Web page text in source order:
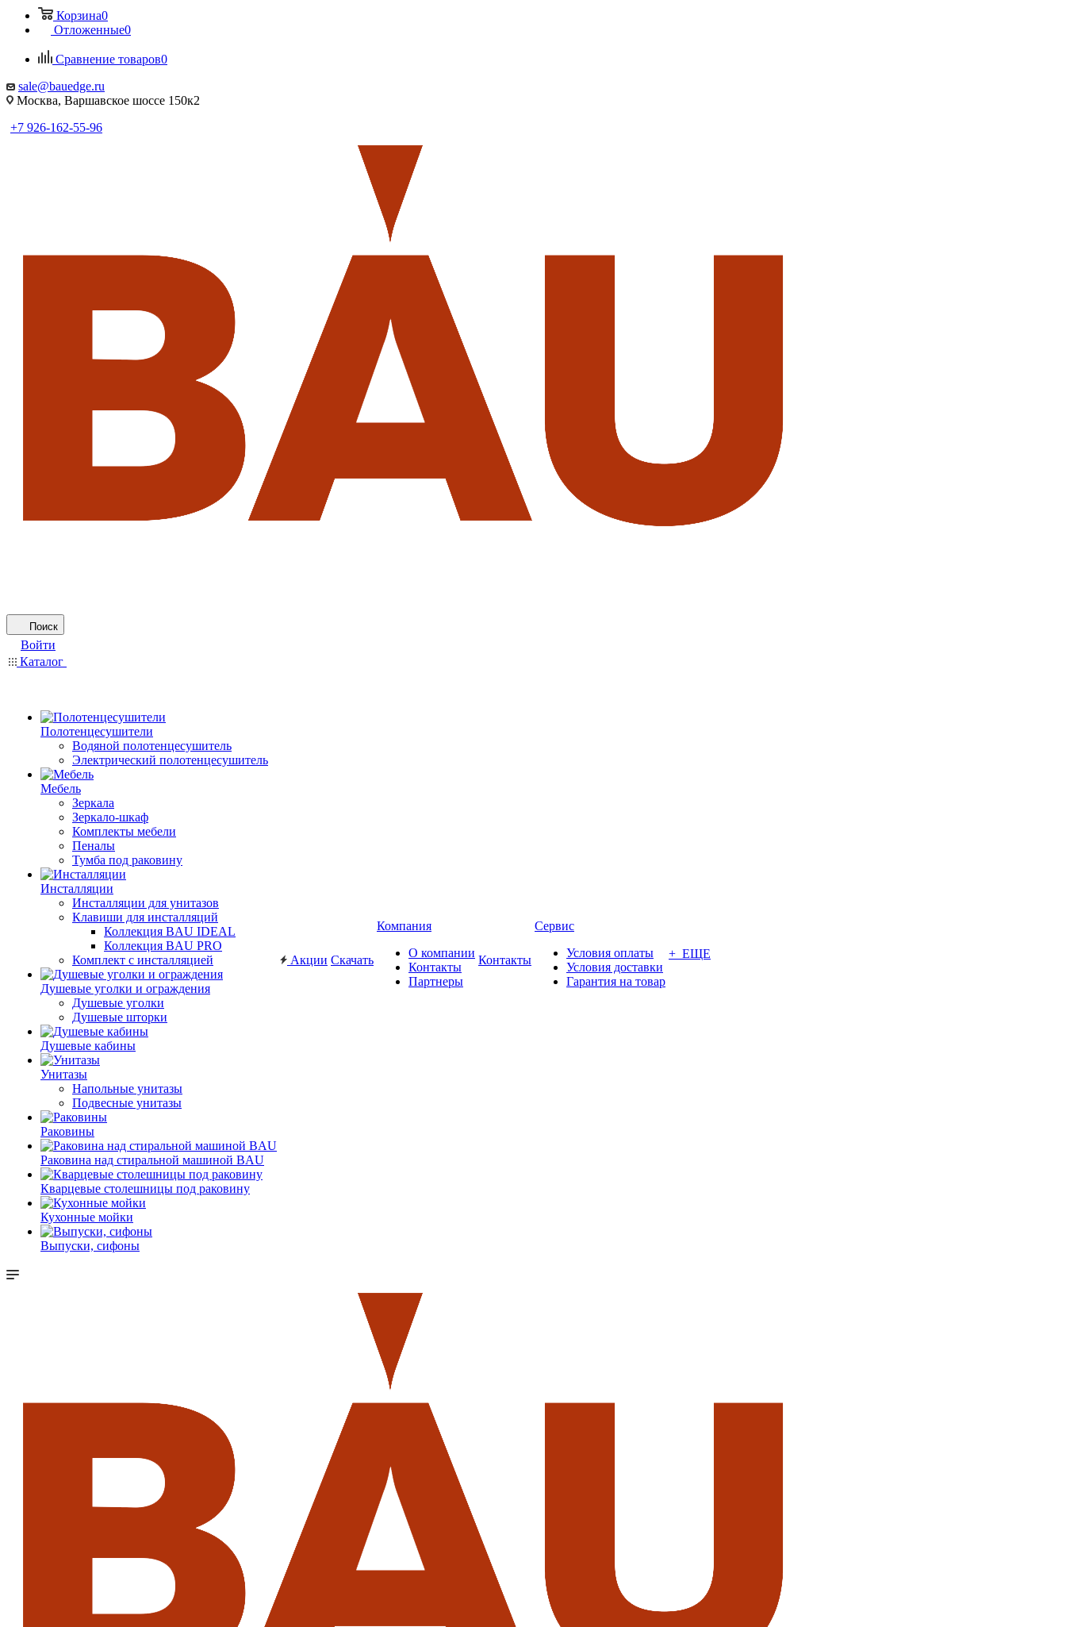
Корзина0
Отложенные0
Сравнение товаров0
sale@bauedge.ru
Москва, Варшавское шоссе 150к2
+7 926-162-55-96
Поиск
Войти
Каталог
Полотенцесушители
Водяной полотенцесушитель
Электрический полотенцесушитель
Мебель
Зеркала
Зеркало-шкаф
Комплекты мебели
Пеналы
Тумба под раковину
Инсталляции
Инсталляции для унитазов
Клавиши для инсталляций
Коллекция BAU IDEAL
Коллекция BAU PRO
Комплект с инсталляцией
Душевые уголки и ограждения
Душевые уголки
Душевые шторки
Душевые кабины
Унитазы
Напольные унитазы
Подвесные унитазы
Раковины
Раковина над стиральной машиной BAU
Кварцевые столешницы под раковину
Кухонные мойки
Выпуски, сифоны
Акции Скачать
Компания
О компании
Контакты
Партнеры
Контакты
Сервис
Условия оплаты
Условия доставки
Гарантия на товар
+ ЕЩЕ